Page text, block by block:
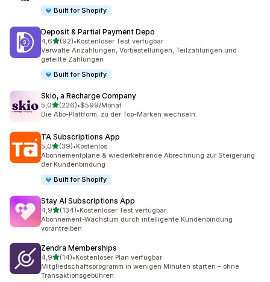
Built for Shopify
Deposit & Partial Payment Depo
4,6von 5 Sternen
(92)
92 Rezensionen insgesamt
•Kostenloser Test verfügbar
Verwalte Anzahlungen, Vorbestellungen, Teilzahlungen und
geteilte Zahlungen
Built for Shopify
Skio, a Recharge Company
5,0von 5 Sternen
(226)
226 Rezensionen insgesamt
•$599/Monat
Die Abo-Plattform, zu der Top-Marken wechseln.
TA Subscriptions App
5,0von 5 Sternen
(39)
39 Rezensionen insgesamt
•Kostenlos
Abonnementpläne & wiederkehrende Abrechnung zur Steigerung
der Kundenbindung
Built for Shopify
Stay AI Subscriptions App
4,9von 5 Sternen
(134)
134 Rezensionen insgesamt
•Kostenloser Test verfügbar
Abonnement-Wachstum durch intelligente Kundenbindung
vorantreiben
Zendra Memberships
4,9von 5 Sternen
(14)
14 Rezensionen insgesamt
•Kostenloser Plan verfügbar
Mitgliedschaftsprogramm in wenigen Minuten starten – ohne
Transaktionsgebühren